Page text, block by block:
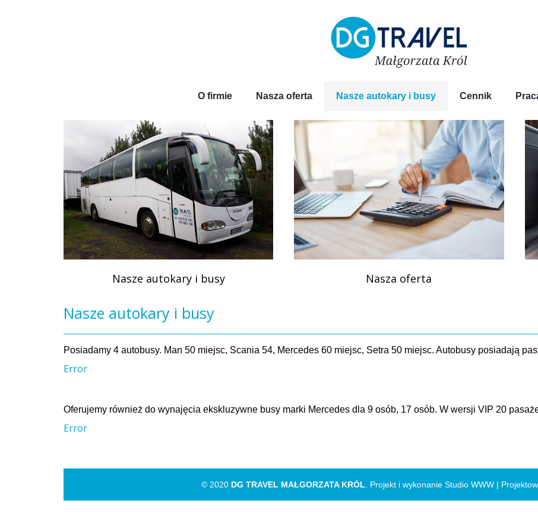
O firmie Nasza oferta Nasze autokary i busy Cennik
Nasze autokary i busy Nasza oferta
Nasze autokary i busy
Posiadamy 4 autobusy. Man 50 miejsc, Scania 54, Mercedes 60 miejsc, Setra 50 miejsc. Autobusy posiadają
Error
Oferujemy również do wynajęcia ekskluzywne busy marki Mercedes dla 9 osób, 17 osób. W wersji VIP 20
Error
© 2020 DG TRAVEL MAŁGORZATA KRÓL. Projekt i wykonanie Studio WWW |